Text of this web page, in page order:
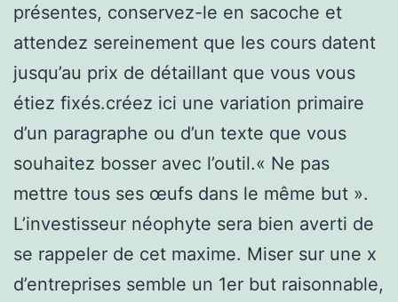
présentes, conservez-le en sacoche et
attendez sereinement que les cours datent
jusqu’au prix de détaillant que vous vous
étiez fixés.créez ici une variation primaire
d’un paragraphe ou d’un texte que vous
souhaitez bosser avec l’outil.« Ne pas
mettre tous ses œufs dans le même but ».
L’investisseur néophyte sera bien averti de
se rappeler de cet maxime. Miser sur une x
d’entreprises semble un 1er but raisonnable,